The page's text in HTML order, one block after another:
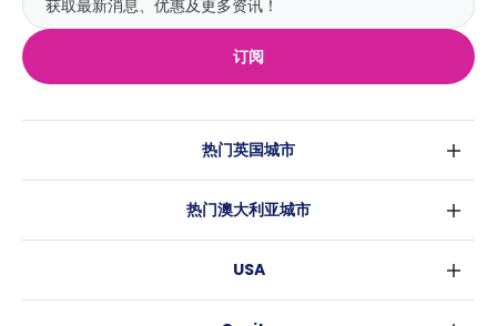
订阅
热门英国城市
伦敦
爱丁堡
热门澳大利亚城市
布里斯班
USA